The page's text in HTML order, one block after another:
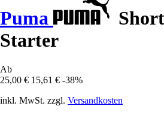
Puma
Starter
Ab
25,00 € 15,61 € -38%
inkl. MwSt. zzgl. Versandkosten